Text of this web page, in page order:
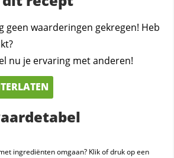
geen waarderingen gekregen! Heb
nu je ervaring met anderen!
ingrediënten omgaan? Klik of druk op een